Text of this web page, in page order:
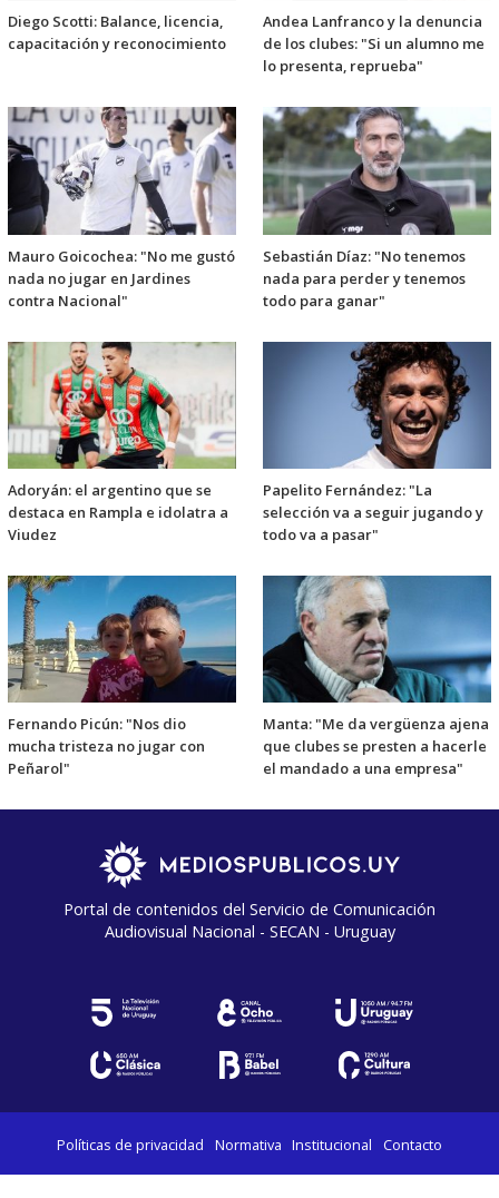
Diego Scotti: Balance, licencia,
capacitación y reconocimiento
Andea Lanfranco y la denuncia
de los clubes: "Si un alumno me
lo presenta, reprueba"
Mauro Goicochea: "No me gustó
nada no jugar en Jardines
contra Nacional"
Sebastián Díaz: "No tenemos
nada para perder y tenemos
todo para ganar"
Adoryán: el argentino que se
destaca en Rampla e idolatra a
Viudez
Papelito Fernández: "La
selección va a seguir jugando y
todo va a pasar"
Fernando Picún: "Nos dio
mucha tristeza no jugar con
Peñarol"
Manta: "Me da vergüenza ajena
que clubes se presten a hacerle
el mandado a una empresa"
Portal de contenidos del Servicio de Comunicación
Audiovisual Nacional - SECAN - Uruguay
Políticas de privacidad Normativa Institucional Contacto